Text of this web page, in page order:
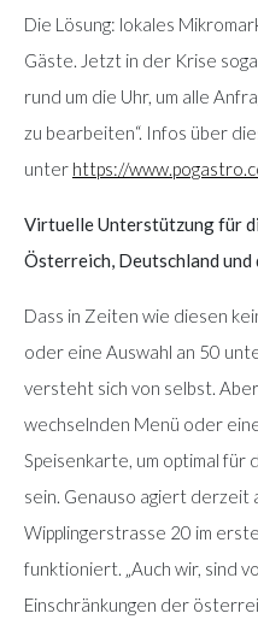
Die Lösung: lokales
Gäste. Jetzt in der Krise
rund um die Uhr, um alle
zu bearbeiten“. Infos über
unter https://
Virtuelle Unterstützung für
Österreich, Deutschland und
Dass in Zeiten wie diesen
oder eine Auswahl an 50
versteht sich von selbst.
wechselnden Menü oder
Speisenkarte, um optimal
sein. Genauso agiert derzeit
Wipplingerstrasse 20 im
funktioniert. „Auch wir, sind
Einschränkungen der